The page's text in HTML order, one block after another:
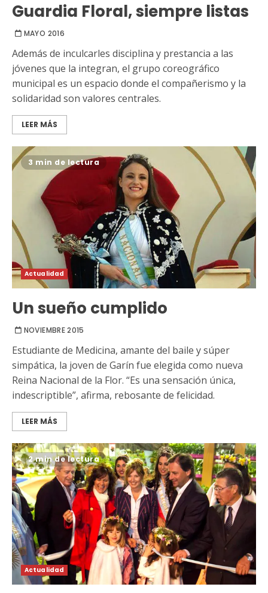
Guardia Floral, siempre listas
MAYO 2016
Además de inculcarles disciplina y prestancia a las
jóvenes que la integran, el grupo coreográfico
municipal es un espacio donde el compañerismo y la
solidaridad son valores centrales.
LEER MÁS
3 min de lectura
Actualidad
Un sueño cumplido
NOVIEMBRE 2015
Estudiante de Medicina, amante del baile y súper
simpática, la joven de Garín fue elegida como nueva
Reina Nacional de la Flor. “Es una sensación única,
indescriptible”, afirma, rebosante de felicidad.
LEER MÁS
2 min de lectura
Actualidad